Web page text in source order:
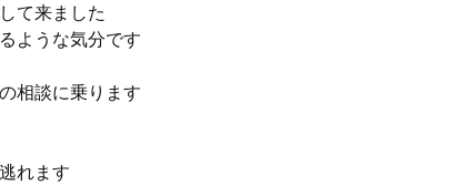
て来ました
ような気分です
相談に乗ります
れます